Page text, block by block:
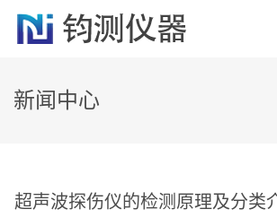
新闻中心
超声波探伤仪的检测原理及分类